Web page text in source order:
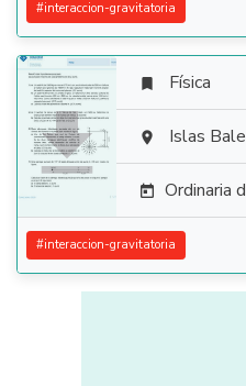
#interaccion-gravitatoria

 Física
 Islas
 Ordinaria
#interaccion-gravitatoria